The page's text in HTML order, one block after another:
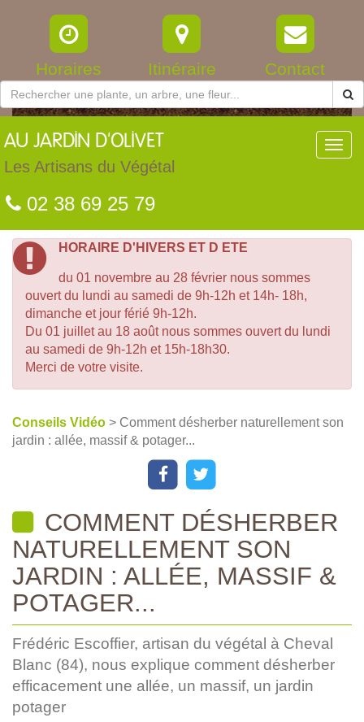
Horaires Itinéraire Contact
AU JARDIN D'OLIVET
Les Artisans du Végétal
02 38 69 25 79
HORAIRE D'HIVERS ET D ETE
du 01 novembre au 28 février nous sommes
ouvert du lundi au samedi de 9h-12h et 14h- 18h,
dimanche et jour férié 9h-12h.
Du 01 juillet au 18 août nous sommes ouvert du lundi
au samedi de 9h-12h et 15h-18h30.
Merci de votre visite.
Conseils Vidéo > Comment désherber naturellement son
jardin : allée, massif & potager...
COMMENT DÉSHERBER
NATURELLEMENT SON
JARDIN : ALLÉE, MASSIF &
POTAGER...
Frédéric Escoffier, artisan du végétal à Cheval
Blanc (84), nous explique comment désherber
efficacement une allée, un massif, un jardin
potager